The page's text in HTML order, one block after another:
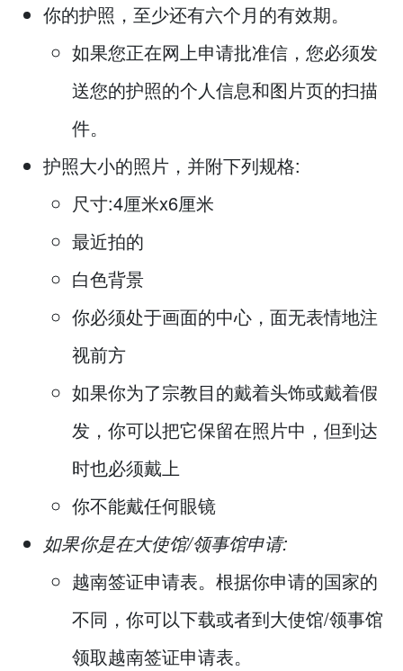
你的护照，至少还有六个月的有效期。
如果您正在网上申请批准信，您必须发
送您的护照的个人信息和图片页的扫描
件。
护照大小的照片，并附下列规格:
尺寸:4厘米x6厘米
最近拍的
白色背景
你必须处于画面的中心，面无表情地注
视前方
如果你为了宗教目的戴着头饰或戴着假
发，你可以把它保留在照片中，但到达
时也必须戴上
你不能戴任何眼镜
如果你是在大使馆/领事馆申请:
越南签证申请表。根据你申请的国家的
不同，你可以下载或者到大使馆/领事馆
领取越南签证申请表。